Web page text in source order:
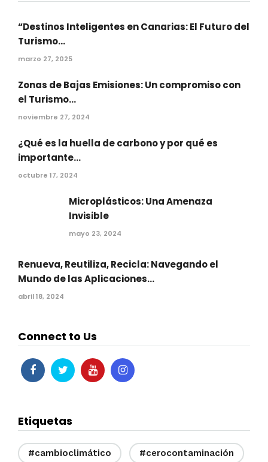
“Destinos Inteligentes en Canarias: El Futuro del
Turismo...
marzo 27, 2025
Zonas de Bajas Emisiones: Un compromiso con
el Turismo...
noviembre 27, 2024
¿Qué es la huella de carbono y por qué es
importante...
octubre 17, 2024
Microplásticos: Una Amenaza
Invisible
mayo 23, 2024
Renueva, Reutiliza, Recicla: Navegando el
Mundo de las Aplicaciones...
abril 18, 2024
Connect to Us
Etiquetas
#cambioclimático #cerocontaminación